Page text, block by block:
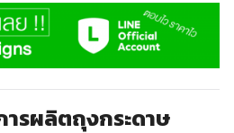
ารผลิตถุงกระดาษ